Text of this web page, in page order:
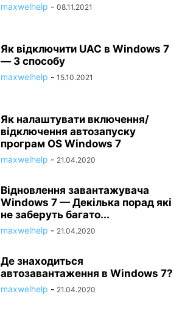
maxwelhelp - 08.11.2021
Як відключити UAC в Windows 7
— 3 способу
maxwelhelp - 15.10.2021
Як налаштувати включення/
відключення автозапуску
програм OS Windows 7
maxwelhelp - 21.04.2020
Відновлення завантажувача
Windows 7 — Декілька порад які
не заберуть багато...
maxwelhelp - 21.04.2020
Де знаходиться
автозавантаження в Windows 7?
maxwelhelp - 21.04.2020